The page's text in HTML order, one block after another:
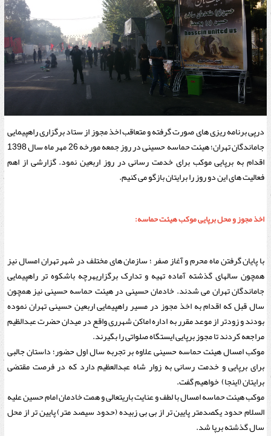
درپی برنامه ریزی های صورت گرفته و متعاقب اخذ مجوز از ستاد برگزاری راهپیمایی
جاماندگان تهران؛ هیئت حماسه حسینی در روز جمعه مورخه 26 مهر ماه سال 1398
اقدام به برپایی موکب برای خدمت رسانی در روز اربعین نمود. گزارشی از اهم
فعالیت های این دو روز را برایتان بازگو می کنیم.
اخذ مجوز و محل برپایی موکب هیئت حماسه:
با پایان گرفتن ماه محرم و آغاز صفر ؛ سازمان های مختلف در شهر تهران امسال نیز
همچون سالهای گذشته آماده تهیه و تدارک برگزاریهرچه باشکوه تر راهپیمایی
جاماندگان تهران می شدند. خادمان حسینی در هیئت حماسه حسینی نیز همچون
سال قبل که اقدام به اخذ مجوز در مسیر راهپیمایی اربعین حسینی تهران نموده
بودند و زودتر از موعد مقرر به اداره اماکن شهرری واقع در میدان حضرت عبدالظیم
مراجعه کردند تا مجوز برپایی ایستگاه صلواتی را بگیرند.
موکب امسال هیئت حماسه حسینی علاوه بر تجربه سال اول حضور؛ داستان جالبی
برای برپایی و خدمت رسانی به زوار شاه عبدالعظیم دارد که در فرصت مقتضی
برایتان (اینجا) خواهیم گفت.
موکب هیئت حماسه امسال با لطف و عنایت باریتعالی و همت خادمان امام حسین علیه
السلام حدود یکصدمتر پایین تر از بی بی زبیده (حدود سیصد متر) پایین تر از محل
سال گذشته برپا شد.